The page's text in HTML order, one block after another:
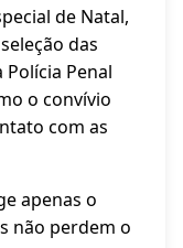
de Natal,
das
Penal
o convívio
com as
apenas o
não perdem o